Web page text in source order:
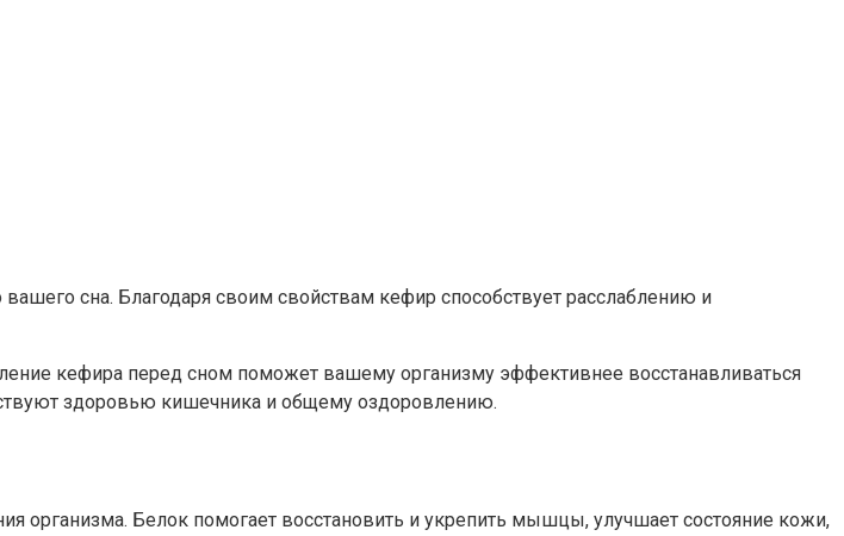
сна. Благодаря своим свойствам кефир способствует расслаблению и
кефира перед сном поможет вашему организму эффективнее восстанавливаться
здоровью кишечника и общему оздоровлению.
организма. Белок помогает восстановить и укрепить мышцы, улучшает состояние кожи,